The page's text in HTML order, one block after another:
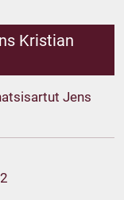
Kristian
Jens